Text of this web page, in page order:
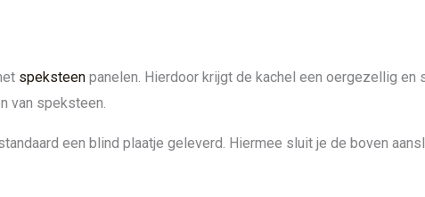
speksteenpanelen. Hierdoor krijgt de kachel een oergezellig en
van speksteen.
een blind plaatje geleverd. Hiermee sluit je de boven